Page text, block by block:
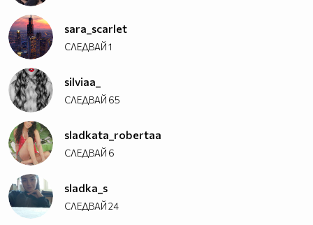
sara_scarlet
СЛЕДВАЙ1
silviaa_
СЛЕДВАЙ 65
sladkata_robertaa
СЛЕДВАЙ 6
sladka_s
СЛЕДВАЙ24